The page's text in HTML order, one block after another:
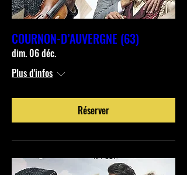
COURNON-D’AUVERGNE (63)
dim. 06 déc.
Plus d'infos
Réserver